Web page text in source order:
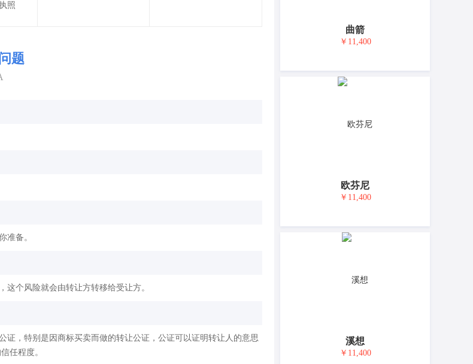
照
问题
准备。
个风险就会由转让方转移给受让方。
，特别是因商标买卖而做的转让公证，公证可以证明转让人的意思
任程度。
曲箭
￥11,400
欧芬尼
￥11,400
溪想
￥11,400